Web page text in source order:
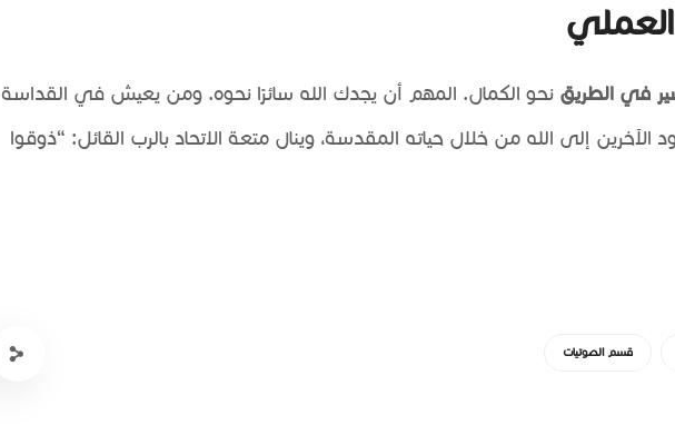
في الطريق نحو الكمال. المهم أن يجدك الله سائرًا نحوه. ومن يعيش في القداسة
الآخرين إلى الله من خلال حياته المقدسة، وينال متعة الاتحاد بالرب القائل: “ذوقوا
قسم الصوتيات